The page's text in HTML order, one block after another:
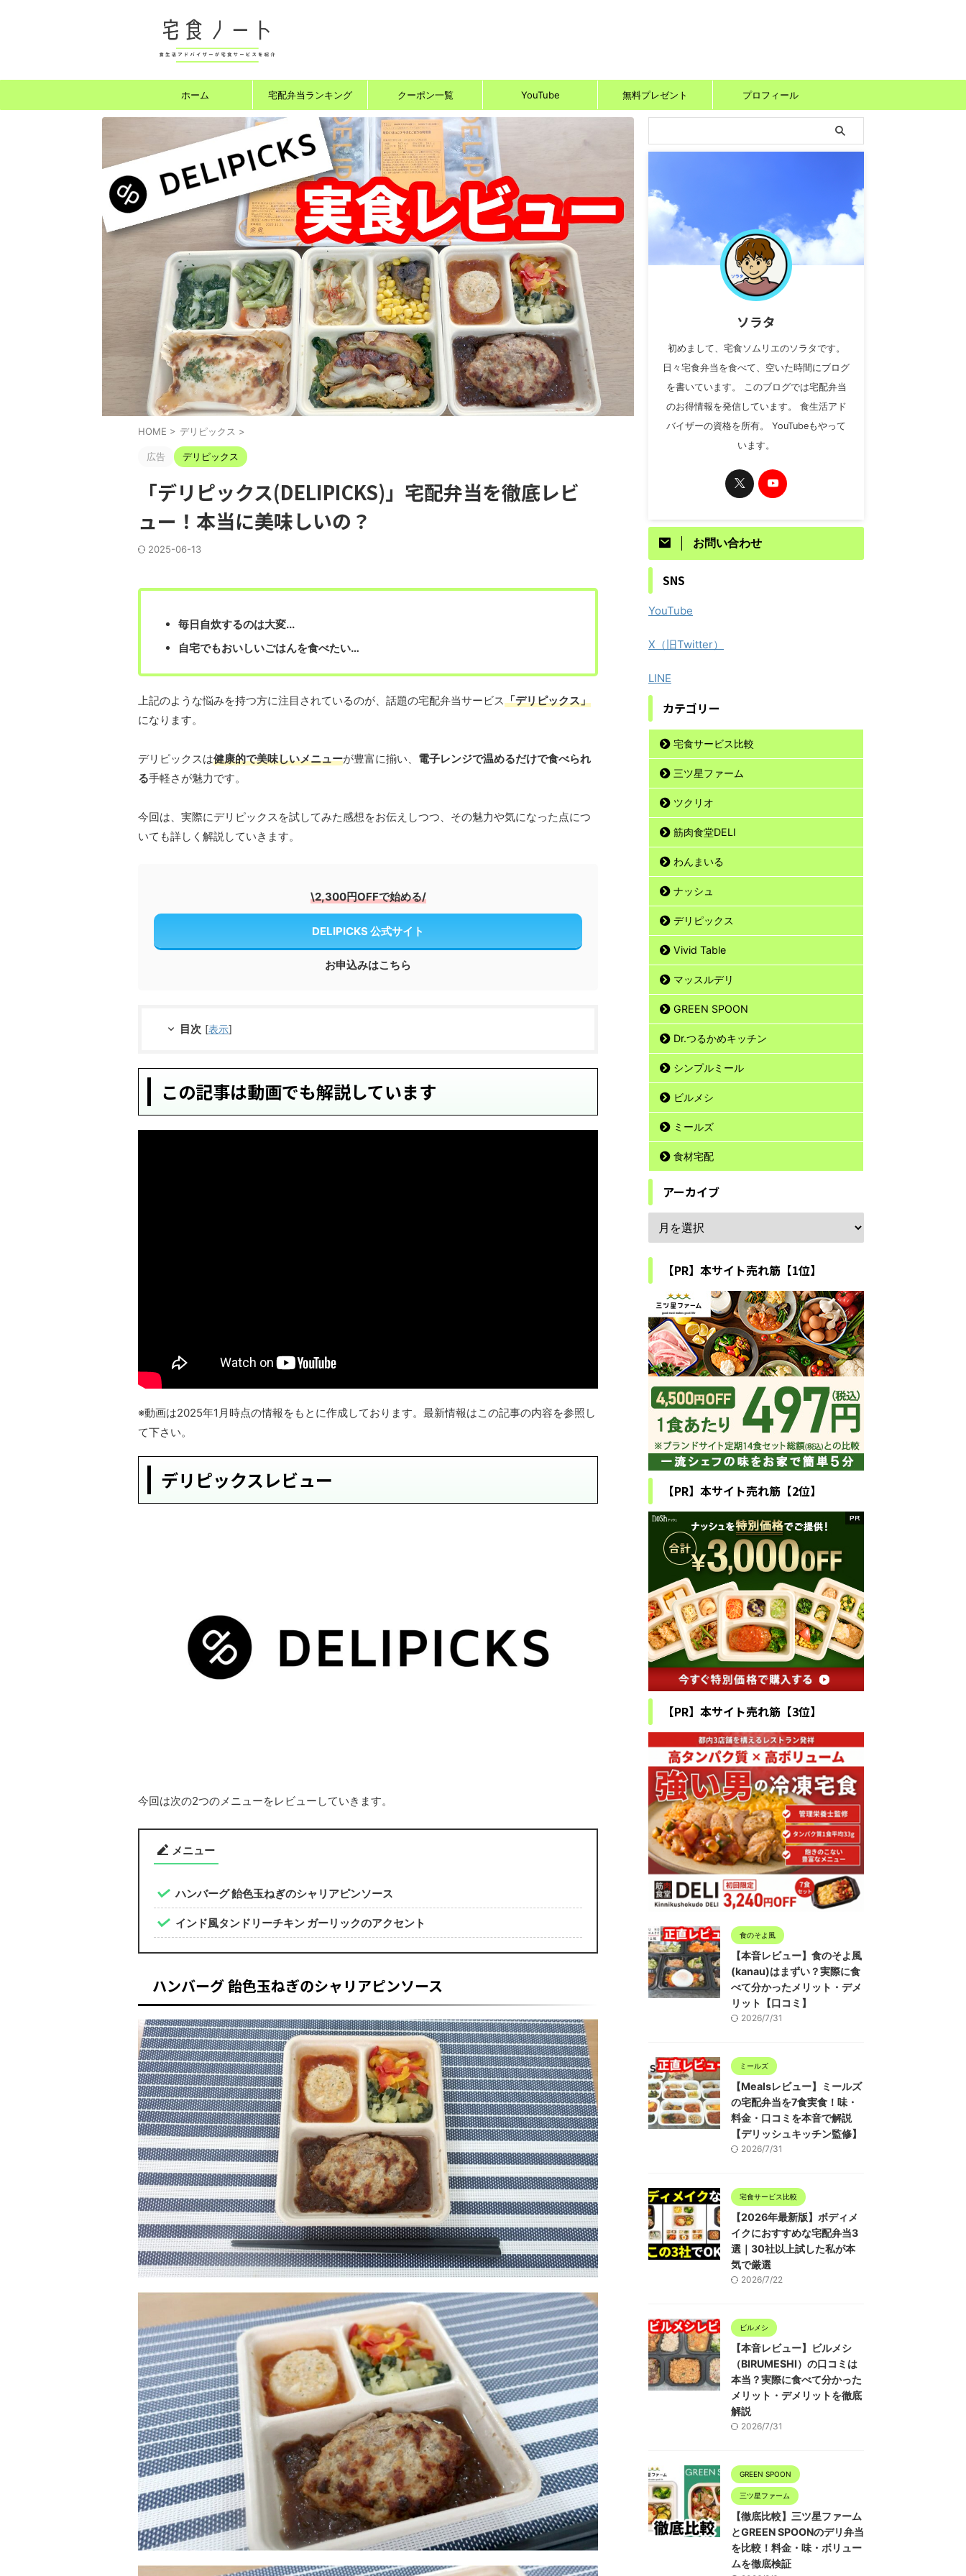
ホーム 宅配弁当ランキング クーポン一覧 YouTube 無料プレゼント プロフィール
HOME > デリピックス >
広告 デリピックス
「デリピックス(DELIPICKS)」宅配弁当を徹底レビ
ュー！本当に美味しいの？
2025-06-13
毎日自炊するのは大変...
自宅でもおいしいごはんを食べたい…
上記のような悩みを持つ方に注目されているのが、話題の宅配弁当サービス「デリピックス」
になります。
デリピックスは健康的で美味しいメニューが豊富に揃い、 電子レンジで温めるだけで食べられ
る手軽さが魅力です。
今回は、実際にデリピックスを試してみた感想をお伝えしつつ、その魅力や気になった点につ
いても詳しく解説していきます。
\2,300円OFFで始める/
DELIPICKS 公式サイト
お申込みはこちら
目次 [表示]
この記事は動画でも解説しています
※動画は2025年1月時点の情報をもとに作成しております。最新情報はこの記事の内容を参照し
て下さい。
デリピックスレビュー
今回は次の2つのメニューをレビューしていきます。
メニュー
ハンバーグ 飴色玉ねぎのシャリアピンソース
インド風タンドリーチキン ガーリックのアクセント
ハンバーグ 飴色玉ねぎのシャリアピンソース
ソラタ
初めまして、宅食ソムリエのソラタです。
日々宅食弁当を食べて、空いた時間にブログ
を書いています。 このブログでは宅配弁当
のお得情報を発信しています。 食生活アド
バイザーの資格を所有。 YouTubeもやって
います。
お問い合わせ
SNS
YouTube
X（旧Twitter）
LINE
カテゴリー
宅食サービス比較
三ツ星ファーム
ツクリオ
筋肉食堂DELI
わんまいる
ナッシュ
デリピックス
Vivid Table
マッスルデリ
GREEN SPOON
Dr.つるかめキッチン
シンプルミール
ビルメシ
ミールズ
食材宅配
アーカイブ
【PR】本サイト売れ筋【1位】
【PR】本サイト売れ筋【2位】
【PR】本サイト売れ筋【3位】
食のそよ風
【本音レビュー】食のそよ風
(kanau)はまずい？実際に食
べて分かったメリット・デメ
リット【口コミ】
2026/7/31
ミールズ
【Mealsレビュー】ミールズ
の宅配弁当を7食実食！味・
料金・口コミを本音で解説
【デリッシュキッチン監修】
2026/7/31
宅食サービス比較
【2026年最新版】ボディメ
イクにおすすめな宅配弁当3
選｜30社以上試した私が本
気で厳選
2026/7/22
ビルメシ
【本音レビュー】ビルメシ
（BIRUMESHI）の口コミは
本当？実際に食べて分かった
メリット・デメリットを徹底
解説
2026/7/31
GREEN SPOON
三ツ星ファーム
【徹底比較】三ツ星ファーム
とGREEN SPOONのデリ弁当
を比較！料金・味・ボリュー
ムを徹底検証